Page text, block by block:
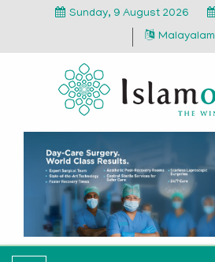
Sunday, 9 August 2026
Malayalam